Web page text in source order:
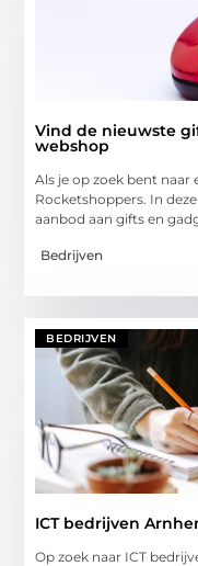
Vind de nieuwste
webshop
Als je op zoek bent naar
Rocketshoppers. In
aanbod aan gifts en
Bedrijven
BEDRIJVEN
ICT bedrijven
Op zoek naar ICT